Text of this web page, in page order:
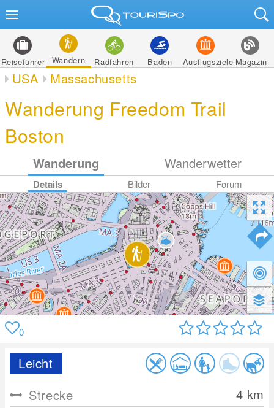
Reiseführer Wandern Radfahren Baden Ausflugsziele Magazin
USA Massachusetts
Wanderung Freedom Trail
Boston
Wanderung Wanderwetter
Details Bilder Forum
0
Leicht
Strecke
4 km